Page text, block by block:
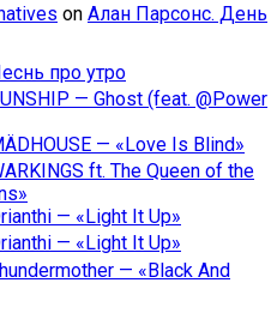
on Алан Парсонс. День
про утро
— Ghost (feat. @Power
— «Love Is Blind»
ft. The Queen of the
— «Light It Up»
— «Light It Up»
— «Black And